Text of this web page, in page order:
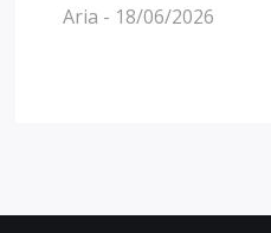
Aria - 18/06/2026